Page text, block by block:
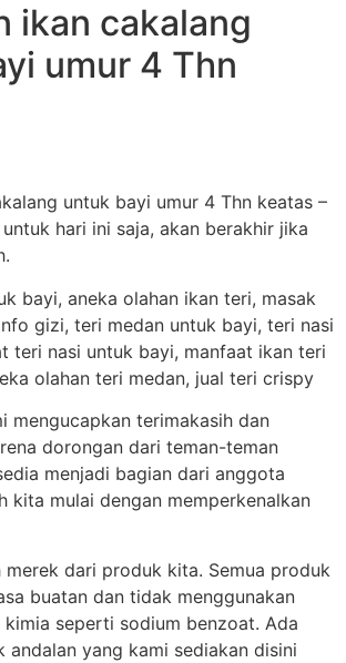
ikan cakalang
umur 4 Thn
untuk bayi umur 4 Thn keatas –
hari ini saja, akan berakhir jika
mengucapkan terimakasih dan
dorongan dari teman-teman
menjadi bagian dari anggota
kita mulai dengan memperkenalkan
merek dari produk kita. Semua produk
buatan dan tidak menggunakan
kimia seperti sodium benzoat. Ada
andalan yang kami sediakan disini